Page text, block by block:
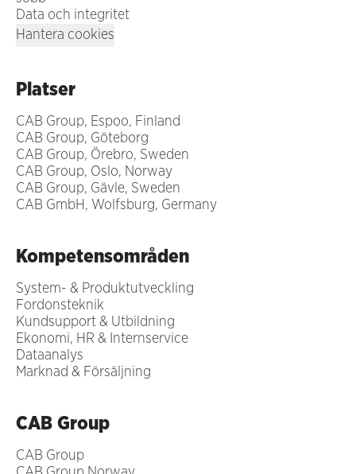
Data och integritet
Hantera cookies
Platser
CAB Group, Espoo, Finland
CAB Group, Göteborg
CAB Group, Örebro, Sweden
CAB Group, Oslo, Norway
CAB Group, Gävle, Sweden
CAB GmbH, Wolfsburg, Germany
Kompetensområden
System- & Produktutveckling
Fordonsteknik
Kundsupport & Utbildning
Ekonomi, HR & Internservice
Dataanalys
Marknad & Försäljning
CAB Group
CAB Group